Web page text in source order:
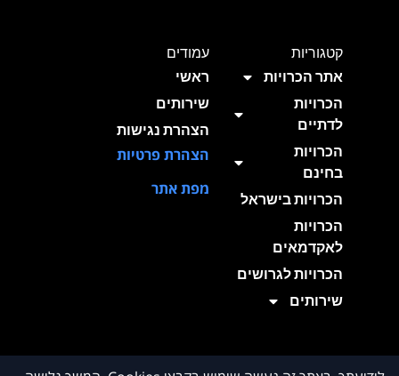
קטגוריות
אתר הכרויות
הכרויות
לדתיים
הכרויות
בחינם
הכרויות בישראל
הכרויות
לאקדמאים
הכרויות לגרושים
שירותים
עמודים
ראשי
שירותים
הצהרת נגישות
הצהרת פרטיות
מפת אתר